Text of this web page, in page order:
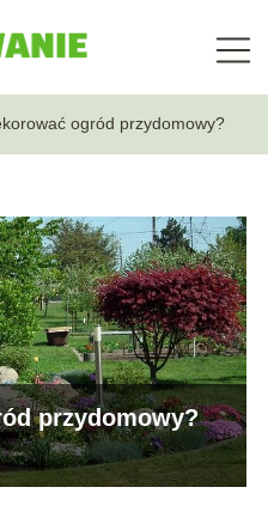
ogród przydomowy?
przydomowy?